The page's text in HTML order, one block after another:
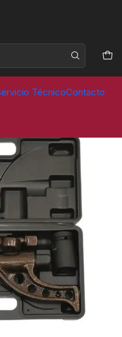
TécnicoContacto
de 09:00 a 17:30 horas
taller